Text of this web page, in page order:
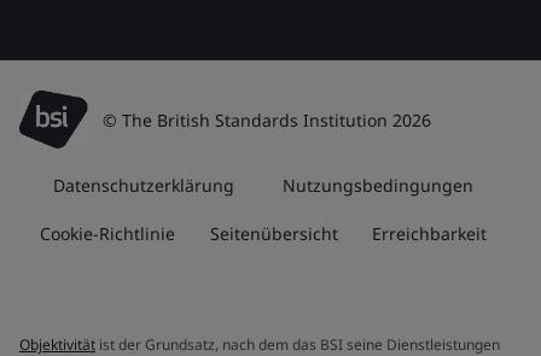
© The British Standards Institution 2026
Datenschutzerklärung Nutzungsbedingungen
Cookie-Richtlinie Seitenübersicht Erreichbarkeit
Objektivität ist der Grundsatz, nach dem das BSI seine Dienstleistungen